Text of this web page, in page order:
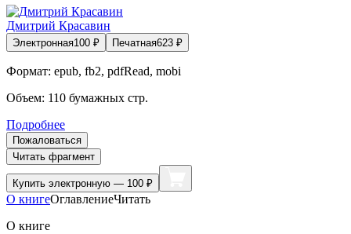
Дмитрий Красавин
Электронная100 ₽ Печатная623 ₽
Формат: epub, fb2, pdfRead, mobi
Объем: 110 бумажных стр.
Подробнее
Пожаловаться
Читать фрагмент
Купить электронную — 100 ₽
О книгеОглавлениеЧитать
О книге